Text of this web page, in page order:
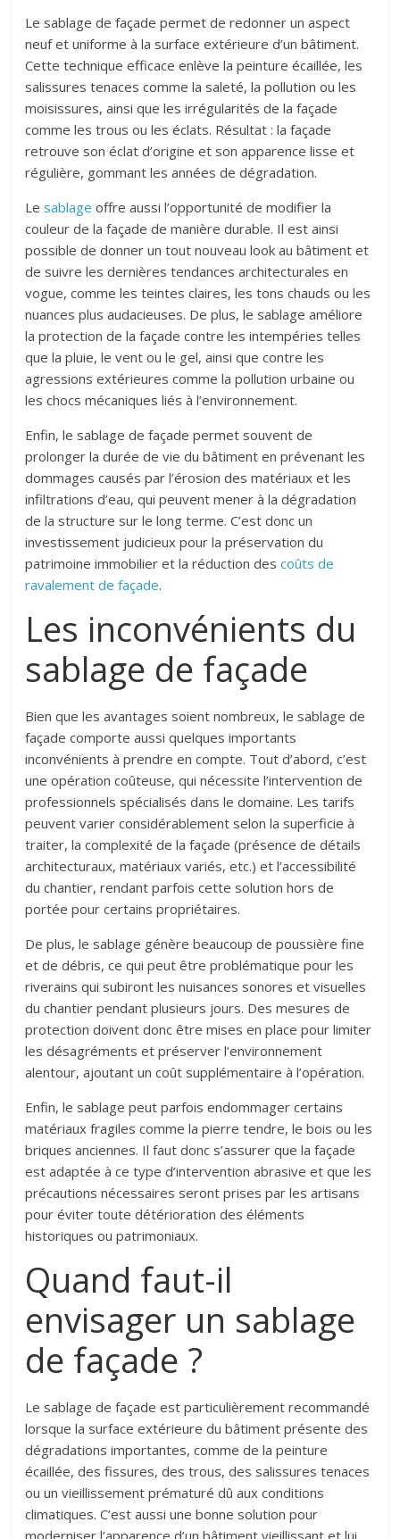
Le sablage de façade permet de redonner un aspect
neuf et uniforme à la surface extérieure d’un bâtiment.
Cette technique efficace enlève la peinture écaillée, les
salissures tenaces comme la saleté, la pollution ou les
moisissures, ainsi que les irrégularités de la façade
comme les trous ou les éclats. Résultat : la façade
retrouve son éclat d’origine et son apparence lisse et
régulière, gommant les années de dégradation.
Lesablage offre aussi l’opportunité de modifier la
couleur de la façade de manière durable. Il est ainsi
possible de donner un tout nouveau look au bâtiment et
de suivre les dernières tendances architecturales en
vogue, comme les teintes claires, les tons chauds ou les
nuances plus audacieuses. De plus, le sablage améliore
la protection de la façade contre les intempéries telles
que la pluie, le vent ou le gel, ainsi que contre les
agressions extérieures comme la pollution urbaine ou
les chocs mécaniques liés à l’environnement.
Enfin, le sablage de façade permet souvent de
prolonger la durée de vie du bâtiment en prévenant les
dommages causés par l’érosion des matériaux et les
infiltrations d’eau, qui peuvent mener à la dégradation
de la structure sur le long terme. C’est donc un
investissement judicieux pour la préservation du
patrimoine immobilier et la réduction descoûts de
ravalement de façade.
Les inconvénients du
sablage de façade
Bien que les avantages soient nombreux, le sablage de
façade comporte aussi quelques importants
inconvénients à prendre en compte. Tout d’abord, c’est
une opération coûteuse, qui nécessite l’intervention de
professionnels spécialisés dans le domaine. Les tarifs
peuvent varier considérablement selon la superficie à
traiter, la complexité de la façade (présence de détails
architecturaux, matériaux variés, etc.) et l’accessibilité
du chantier, rendant parfois cette solution hors de
portée pour certains propriétaires.
De plus, le sablage génère beaucoup de poussière fine
et de débris, ce qui peut être problématique pour les
riverains qui subiront les nuisances sonores et visuelles
du chantier pendant plusieurs jours. Des mesures de
protection doivent donc être mises en place pour limiter
les désagréments et préserver l’environnement
alentour, ajoutant un coût supplémentaire à l’opération.
Enfin, le sablage peut parfois endommager certains
matériaux fragiles comme la pierre tendre, le bois ou les
briques anciennes. Il faut donc s’assurer que la façade
est adaptée à ce type d’intervention abrasive et que les
précautions nécessaires seront prises par les artisans
pour éviter toute détérioration des éléments
historiques ou patrimoniaux.
Quand faut-il
envisager un sablage
de façade ?
Le sablage de façade est particulièrement recommandé
lorsque la surface extérieure du bâtiment présente des
dégradations importantes, comme de la peinture
écaillée, des fissures, des trous, des salissures tenaces
ou un vieillissement prématuré dû aux conditions
climatiques. C’est aussi une bonne solution pour